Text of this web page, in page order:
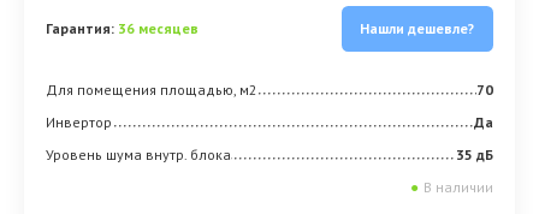
Гарантия: 36 месяцев Нашли дешевле?
Для помещения площадью, м2
70
Инвертор
Да
Уровень шума внутр. блока
35 дБ
● В наличии